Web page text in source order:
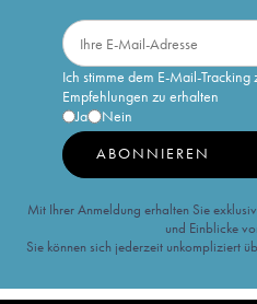
Ich stimme dem E-Mail-
Empfehlungen zu erhalten
Ja
Nein
ABONNIEREN
Mit Ihrer Anmeldung erhalten Sie
und Einblicke
Sie können sich jederzeit unkompliziert